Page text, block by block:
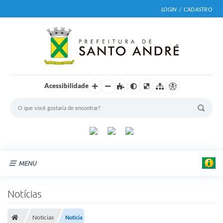
LOGIN / CADASTRO
Acessibilidade
MENU
Notícias
Notícias Notícia